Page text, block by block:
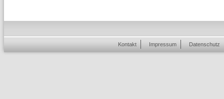
Kontakt Impressum Datenschutz